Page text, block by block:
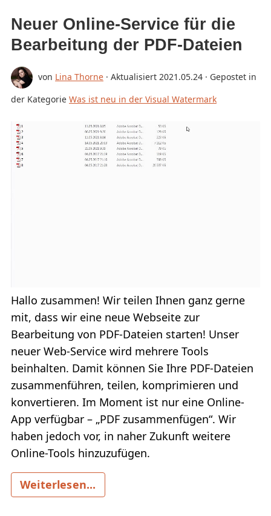
BILD IN JPG KONVERTIEREN
BILD UNSCHARF MACHEN
KAUFEN
KUNDENDIENST:
WIEDERHERSTELLUNG DES
AKTIVIERUNGSSCHLÜSSELS
Neuer Online-Service für die
Bearbeitung der PDF-Dateien
von Lina Thorne · Aktualisiert 2021.05.24 · Gepostet in
der Kategorie Was ist neu in der Visual Watermark
Hallo zusammen! Wir teilen Ihnen ganz gerne
mit, dass wir eine neue Webseite zur
Bearbeitung von PDF-Dateien starten! Unser
neuer Web-Service wird mehrere Tools
beinhalten. Damit können Sie Ihre PDF-Dateien
zusammenführen, teilen, komprimieren und
konvertieren. Im Moment ist nur eine Online-
App verfügbar – „PDF zusammenfügen“. Wir
haben jedoch vor, in naher Zukunft weitere
Online-Tools hinzuzufügen.
Weiterlesen...